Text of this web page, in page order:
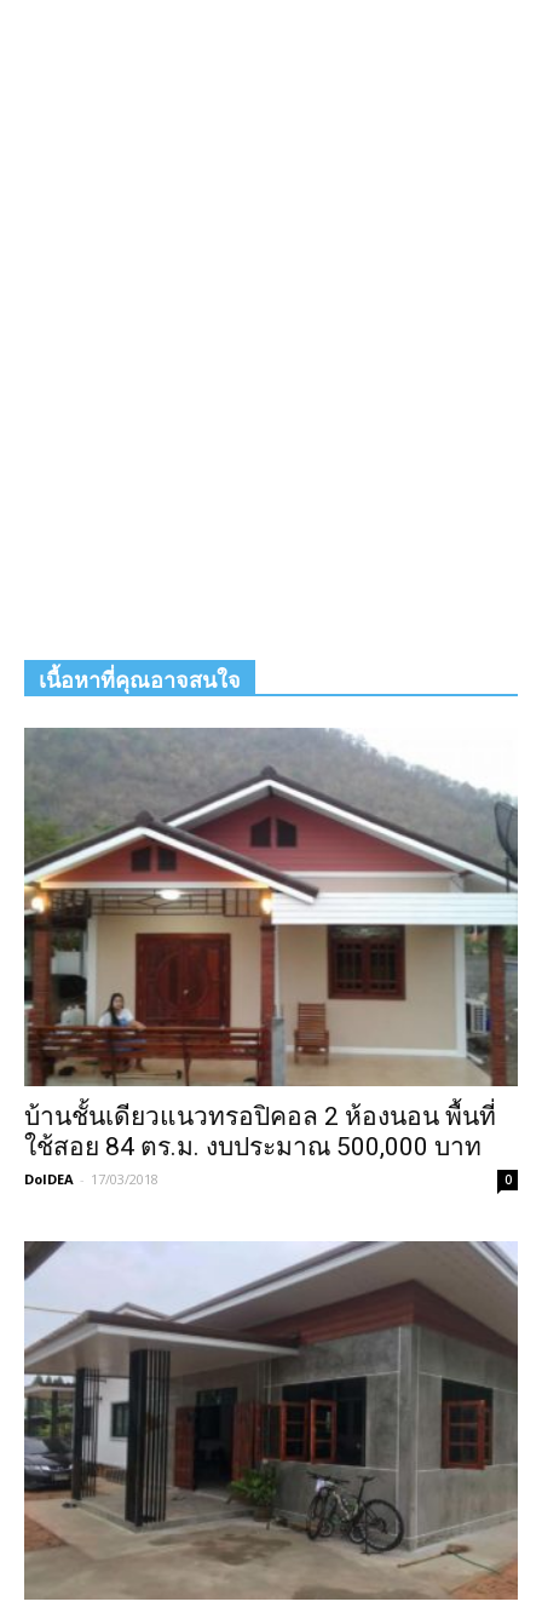
เนื้อหาที่คุณอาจสนใจ
บ้านชั้นเดียวแนวทรอปิคอล 2 ห้องนอน พื้นที่
ใช้สอย 84 ตร.ม. งบประมาณ 500,000 บาท
DoIDEA - 17/03/2018 0